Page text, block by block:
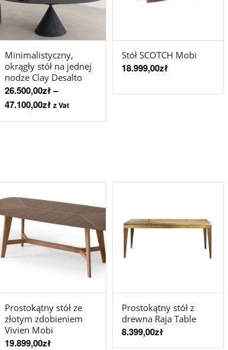
Minimalistyczny,
okrągły stół na jednej
nodze Clay Desalto
26.500,00zł–
47.100,00zł z Vat
Stół SCOTCH Mobi
18.999,00zł
Prostokątny stół ze
złotym zdobieniem
Vivien Mobi
19.899,00zł
Prostokątny stół z
drewna Raja Table
8.399,00zł